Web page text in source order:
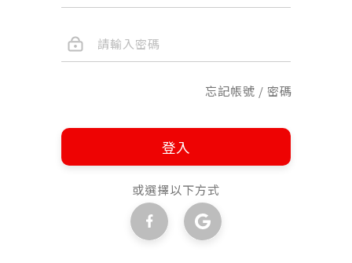
忘記帳號 / 密碼
登入
或選擇以下方式